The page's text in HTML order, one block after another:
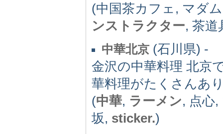
(中国茶カフェ, マダ
ンストラクター, 茶道
中華北京 (石川県) -
金沢の中華料理 北京
華料理がたくさんあ
(中華, ラーメン, 点心
坂, sticker.)